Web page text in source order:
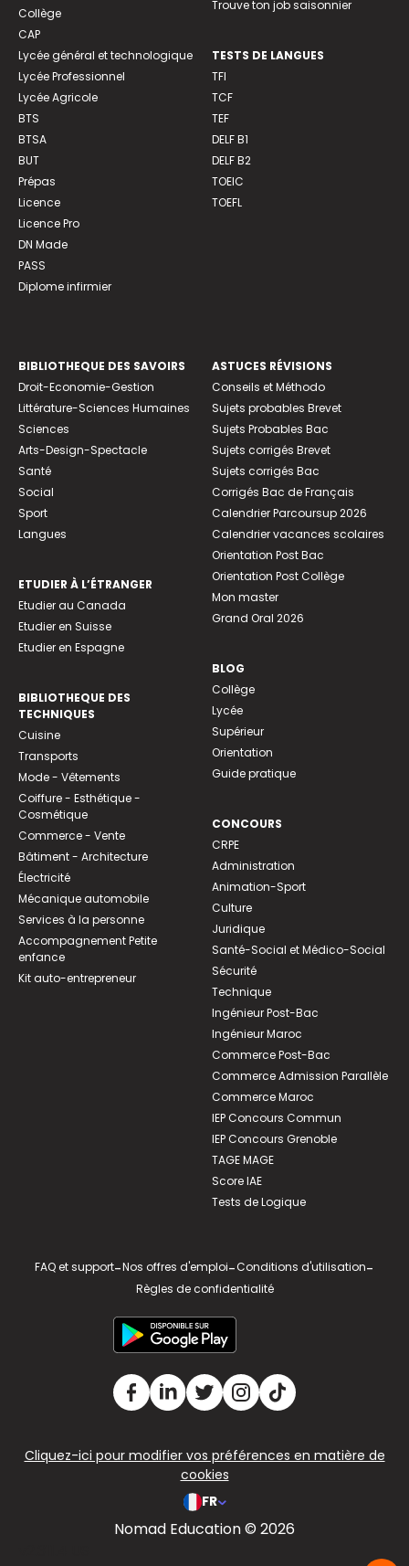
Collège
CAP
Lycée général et technologique
Lycée Professionnel
Lycée Agricole
BTS
BTSA
BUT
Prépas
Licence
Licence Pro
DN Made
PASS
Diplome infirmier
Trouve ton job saisonnier
TESTS DE LANGUES
TFI
TCF
TEF
DELF B1
DELF B2
TOEIC
TOEFL
BIBLIOTHEQUE DES SAVOIRS
Droit-Economie-Gestion
Littérature-Sciences Humaines
Sciences
Arts-Design-Spectacle
Santé
Social
Sport
Langues
ETUDIER À L’ÉTRANGER
Etudier au Canada
Etudier en Suisse
Etudier en Espagne
BIBLIOTHEQUE DES
TECHNIQUES
Cuisine
Transports
Mode - Vêtements
Coiffure - Esthétique -
Cosmétique
Commerce - Vente
Bâtiment - Architecture
Électricité
Mécanique automobile
Services à la personne
Accompagnement Petite
enfance
Kit auto-entrepreneur
ASTUCES RÉVISIONS
Conseils et Méthodo
Sujets probables Brevet
Sujets Probables Bac
Sujets corrigés Brevet
Sujets corrigés Bac
Corrigés Bac de Français
Calendrier Parcoursup 2026
Calendrier vacances scolaires
Orientation Post Bac
Orientation Post Collège
Mon master
Grand Oral 2026
BLOG
Collège
Lycée
Supérieur
Orientation
Guide pratique
CONCOURS
CRPE
Administration
Animation-Sport
Culture
Juridique
Santé-Social et Médico-Social
Sécurité
Technique
Ingénieur Post-Bac
Ingénieur Maroc
Commerce Post-Bac
Commerce Admission Parallèle
Commerce Maroc
IEP Concours Commun
IEP Concours Grenoble
TAGE MAGE
Score IAE
Tests de Logique
FAQ et support-Nos offres d'emploi-Conditions d'utilisation-
Règles de confidentialité
Cliquez-ici pour modifier vos préférences en matière de
cookies
FR
Nomad Education © 2026